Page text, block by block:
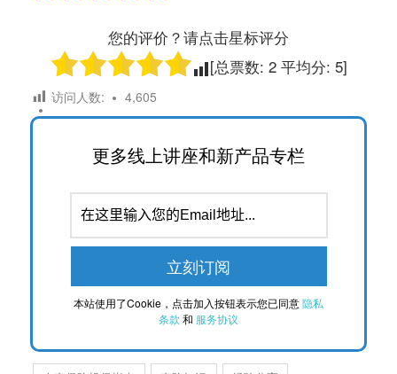
您的评价？请点击星标评分
[总票数: 2平均分: 5]
访问人数: 4,605
更多线上讲座和新产品专栏
本站使用了Cookie，点击加入按钮表示您已同意隐私
条款 和 服务协议